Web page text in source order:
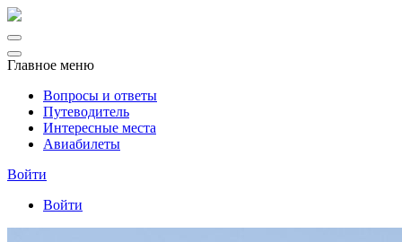
Главное меню
Вопросы и ответы
Путеводитель
Интересные места
Авиабилеты
Войти
Войти